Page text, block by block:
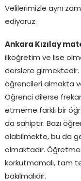
Velilerimizle aynı
ediyoruz.
Ankara Kızılay
ilköğretim ve lise
derslere
öğrencileri almakta
Öğrenci dilerse
etmeme farklı bir
da sahiptir. Bazı
olabilmekte, bu da
olmaktadır.
korkutmamalı, tam
bakılmalıdır.